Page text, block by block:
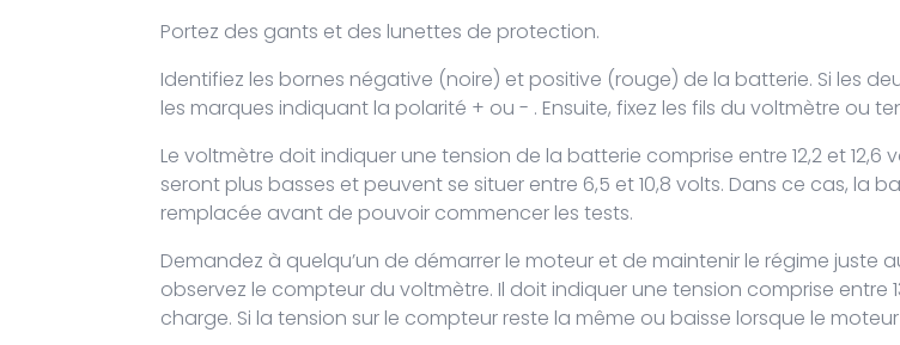
Portez des gants et des lunettes de protection.
Identifiez les bornes négative (noire) et positive (rouge) de la batterie. Si les
les marques indiquant la polarité + ou - . Ensuite, fixez les fils du voltmètre ou
Le voltmètre doit indiquer une tension de la batterie comprise entre 12,2 et
seront plus basses et peuvent se situer entre 6,5 et 10,8 volts. Dans ce cas, la
remplacée avant de pouvoir commencer les tests.
Demandez à quelqu’un de démarrer le moteur et de maintenir le régime juste
observez le compteur du voltmètre. Il doit indiquer une tension comprise entre
charge. Si la tension sur le compteur reste la même ou baisse lorsque le